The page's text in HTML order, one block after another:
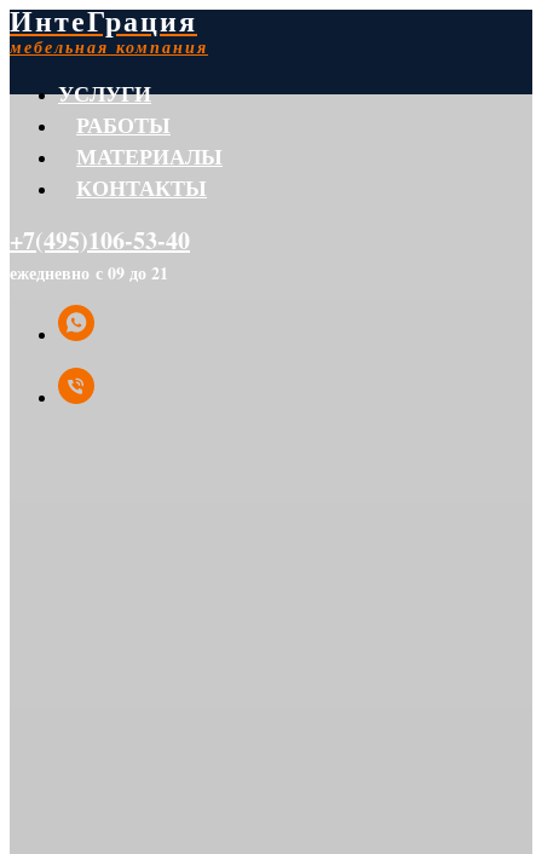
ИнтеГрация
мебельная компания
УСЛУГИ
РАБОТЫ
МАТЕРИАЛЫ
КОНТАКТЫ
+7(495)106-53-40
ежедневно с 09 до 21